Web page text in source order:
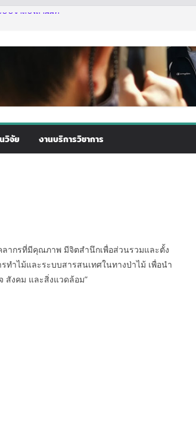
บบจำลองสามมิติ
พื้นฐานสำหรับนิสิต
วิจัย งานบริการวิชาการ
กรที่มีคุณภาพ มีจิตสำนึกเพื่อส่วนรวมและตั้ง
ำไม้และระบบสารสนเทศในทางป่าไม้ เพื่อนำ
สังคม และสิ่งแวดล้อม”